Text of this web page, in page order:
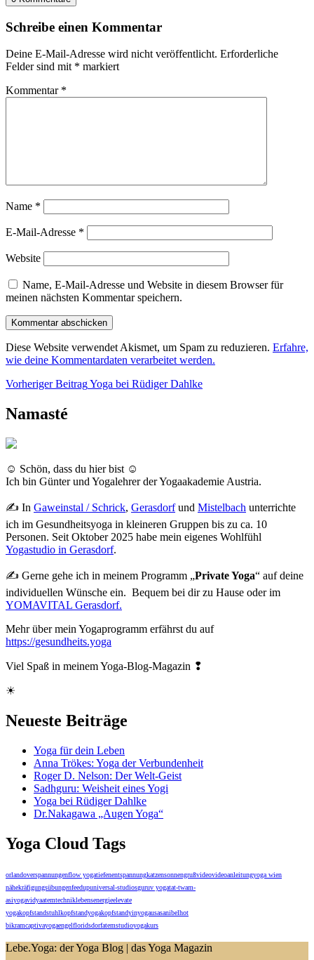
Schreibe einen Kommentar
Deine E-Mail-Adresse wird nicht veröffentlicht. Erforderliche
Felder sind mit * markiert
Kommentar *
Name *
E-Mail-Adresse *
Website
Name, E-Mail-Adresse und Website in diesem Browser für
meinen nächsten Kommentar speichern.
Diese Website verwendet Akismet, um Spam zu reduzieren. Erfahre,
wie deine Kommentardaten verarbeitet werden.
Beitragsnavigation
Vorheriger BeitragYoga bei Rüdiger DahlkeVorheriger
Namasté
☺ Schön, dass du hier bist ☺
Ich bin Günter und Yogalehrer der Yogaakademie Austria.
✍ In Gaweinstal / Schrick, Gerasdorfund Mistelbach unterrichte
ich im Gesundheitsyoga in kleineren Gruppen bis zu ca. 10
Personen. Seit Oktober 2025 habe mein eigenes Wohlfühl
Yogastudio in Gerasdorf.
✍ Gerne gehe ich in meinem Programm „Private Yoga“ auf deine
individuellen Wünsche ein. Bequem bei dir zu Hause oder im
YOMAVITAL Gerasdorf.
Mehr über mein Yogaprogramm erfährst du auf
https://gesundheits.yoga
Viel Spaß in meinem Yoga-Blog-Magazin ❢
☀
Neueste Beiträge
Yoga für dein Leben
Anna Trökes: Yoga der Verbundenheit
Roger D. Nelson: Der Welt-Geist
Sadhguru: Weisheit eines Yogi
Yoga bei Rüdiger Dahlke
Dr.Nakagawa „Augen Yoga“
Yoga Cloud Tags
orlandoverspannungenflow yogatiefenentspannungkatzensonnengrußvideovideoanleitungyoga wien
nähekräfigungsübungenfeedupuniversal-studiosguruv yogatat-twam-
asiyogavidyaatemtechniklebensenergieelevate
yogakopfstandstuhlkopfstandyogakopfstandyinyogausasanibelhot
bikramcaptivayogaengelfloridsdorfatemstudioyogakurs
Lebe.Yoga: der Yoga Blog | das Yoga Magazin